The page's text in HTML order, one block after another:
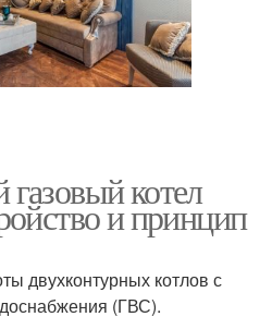
котел
и принцип
двухконтурных котлов с
(ГВС).